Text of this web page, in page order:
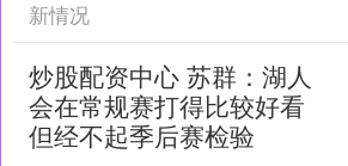
新情况
炒股配资中心 苏群：湖人
会在常规赛打得比较好看
但经不起季后赛检验